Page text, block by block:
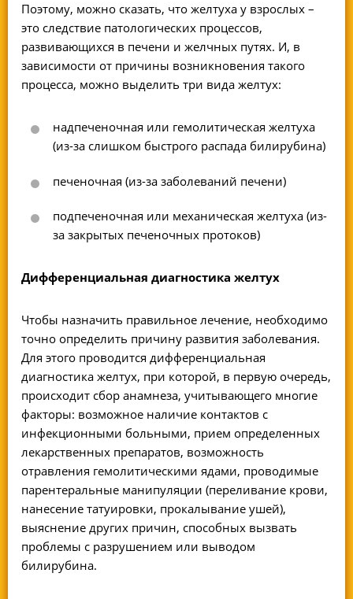
Поэтому, можно сказать, что желтуха у взрослых –
это следствие патологических процессов,
развивающихся в печени и желчных путях. И, в
зависимости от причины возникновения такого
процесса, можно выделить три вида желтух:
надпеченочная или гемолитическая желтуха
(из-за слишком быстрого распада билирубина)
печеночная (из-за заболеваний печени)
подпеченочная или механическая желтуха (из-
за закрытых печеночных протоков)
Дифференциальная диагностика желтух
Чтобы назначить правильное лечение, необходимо
точно определить причину развития заболевания.
Для этого проводится дифференциальная
диагностика желтух, при которой, в первую очередь,
происходит сбор анамнеза, учитывающего многие
факторы: возможное наличие контактов с
инфекционными больными, прием определенных
лекарственных препаратов, возможность
отравления гемолитическими ядами, проводимые
парентеральные манипуляции (переливание крови,
нанесение татуировки, прокалывание ушей),
выяснение других причин, способных вызвать
проблемы с разрушением или выводом
билирубина.